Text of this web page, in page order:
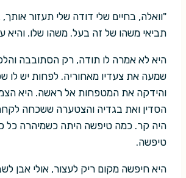
"וואלה, בחיים שלי דודה שלי תעזור
תביאי משהו של זה בעל. משהו שלו. והיא
היא לא אמרה לו תודה, רק הסתובבה
שמעה את צעדיו מאחוריה. לפחות יש לו
והידקה את המטפחות אל ראשה. היא
הסדין ואת בגדיה והצטערה ששכחה לקחת
היה קר. כמה טיפשה היתה כשמיהרה כל
טיפשה.
היא חיפשה מקום ריק לעצור, אולי אבן